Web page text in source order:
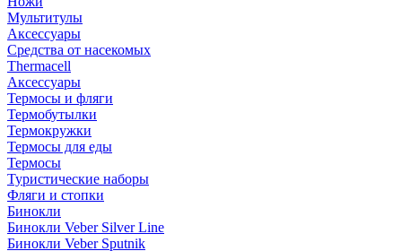
Мультитулы
Аксессуары
Средства от насекомых
Thermacell
Аксессуары
Термосы и фляги
Термобутылки
Термокружки
Термосы для еды
Термосы
Туристические наборы
Фляги и стопки
Бинокли
Бинокли Veber Silver Line
Бинокли Veber Sputnik